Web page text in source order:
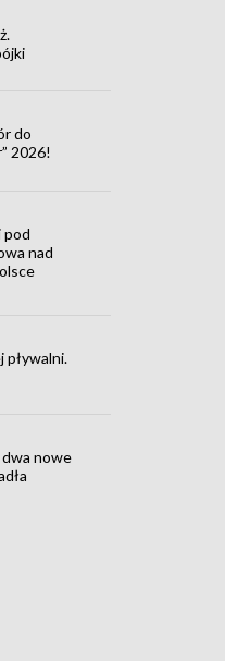
do
2026!
pod
nad
pływalni.
nowe